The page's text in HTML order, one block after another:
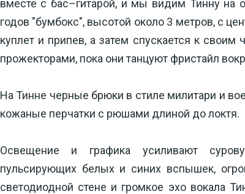
вместе с бас–гитарой, и мы видим Тинну на
годов "бумбокс", высотой около 3 метров, с
куплет и припев, а затем спускается к
прожекторами, пока они танцуют фристайл
На Тинне черные брюки в стиле милитари и
кожаные перчатки с рюшами длиной до локтя.
Освещение и графика усиливают
пульсирующих белых и синих вспышек,
светодиодной стене и громкое эхо вокала